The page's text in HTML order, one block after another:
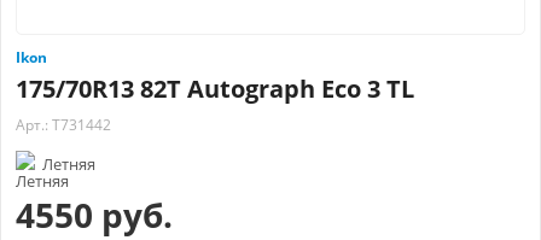
Ikon
175/70R13 82T Autograph Eco 3 TL
Арт.: T731442
Летняя
4550 руб.